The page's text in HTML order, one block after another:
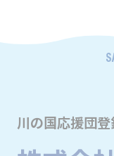
川の国応援団